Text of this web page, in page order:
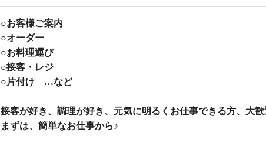
○お客様ご案内
○オーダー
○お料理運び
○接客・レジ
○片付け …など
接客が好き、調理が好き、元気に明るくお仕事できる方、大歓
まずは、簡単なお仕事から♪